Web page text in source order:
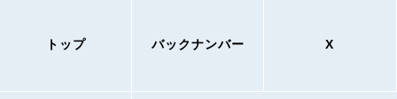
トップ バックナンバー X